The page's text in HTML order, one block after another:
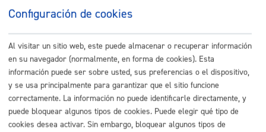
Impulso Económico
Configuración de cookies
Al visitar un sitio web, este puede almacenar o recuperar información
en su navegador (normalmente, en forma de cookies). Esta
información puede ser sobre usted, sus preferencias o el dispositivo,
y se usa principalmente para garantizar que el sitio funcione
correctamente. La información no puede identificarle directamente, y
puede bloquear algunos tipos de cookies. Puede elegir qué tipo de
cookies desea activar. Sin embargo, bloquear algunos tipos de